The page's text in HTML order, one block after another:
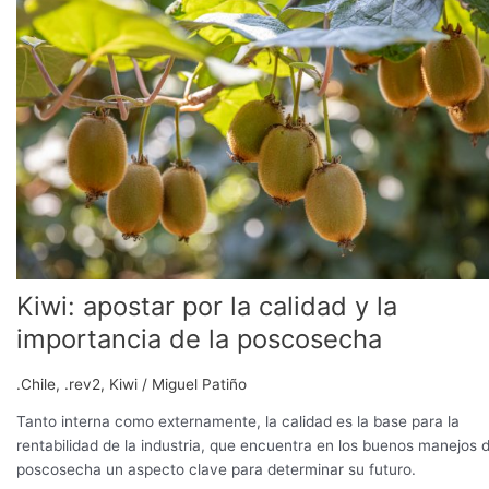
Kiwi: apostar por la calidad y la
importancia de la poscosecha
.Chile, .rev2, Kiwi / Miguel Patiño
Tanto interna como externamente, la calidad es la base para la
rentabilidad de la industria, que encuentra en los buenos manejos
poscosecha un aspecto clave para determinar su futuro.
por
la
calidad
y
la
importancia
de
la
poscosecha